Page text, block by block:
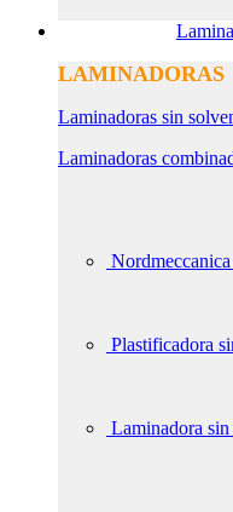
LAMINADORAS
Laminadoras sin
Laminadoras
Plastificadora
Laminadora